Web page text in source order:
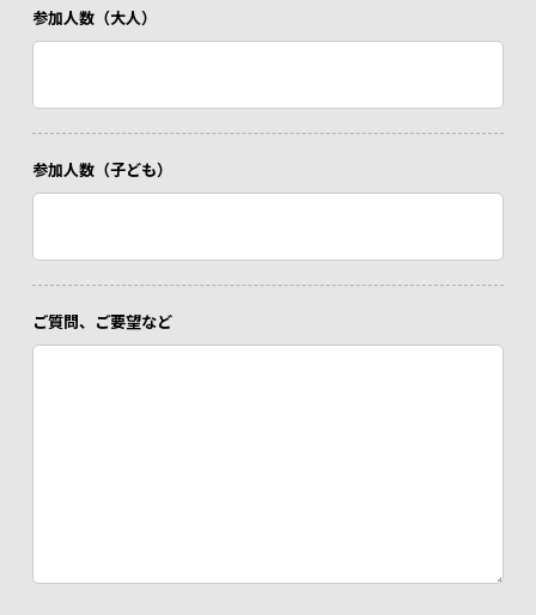
参加人数（大人）
参加人数（子ども）
ご質問、ご要望など